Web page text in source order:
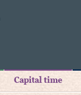
Capital time